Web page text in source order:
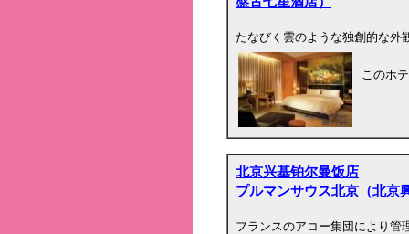
たなびく雲のような独創的な外
このホ
北京兴基铂尔曼饭店
プルマンサウス北京（北京
フランスのアコー集団により管